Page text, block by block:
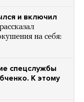
и включил
на себя:
спецслужбы
К этому